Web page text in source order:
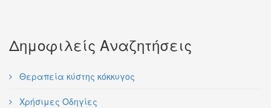
Δημοφιλείς Αναζητήσεις
Θεραπεία κύστης κόκκυγος
Χρήσιμες Οδηγίες